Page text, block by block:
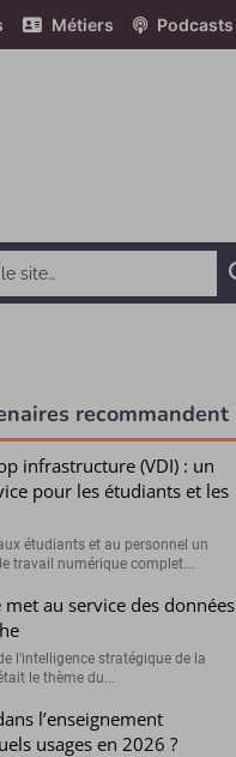
Métiers Podcasts
recommandent
infrastructure (VDI) : un
pour les étudiants et les
étudiants et au personnel un
travail numérique complet...
met au service des données
l’intelligence stratégique de la
le thème du...
l’enseignement
usages en 2026 ?